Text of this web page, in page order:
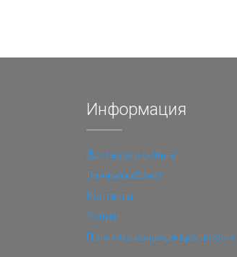
Информация
Доставка и оплата
Личный кабинет
Контакты
Услуги
Политика конфиденциальности